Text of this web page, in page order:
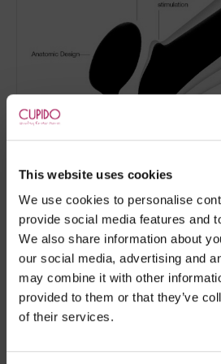
This website uses cookies
We use cookies to personalise
provide social media features and
We also share information about
our social media, advertising and
may combine it with other
provided to them or that they’ve
of their services.
Marca: Strap-on-me®
- *Entrega em 24 horas para